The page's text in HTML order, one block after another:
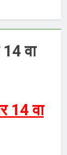
14 वा
14 वा